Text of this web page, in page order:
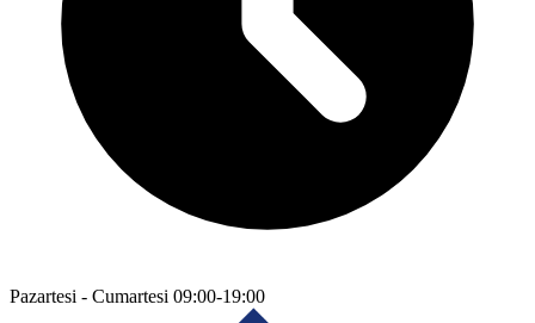
Pazartesi - Cumartesi 09:00-19:00